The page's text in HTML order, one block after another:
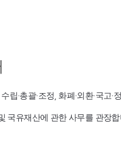
립·총괄·조정, 화폐·외환·국고·
국유재산에 관한 사무를 관장합